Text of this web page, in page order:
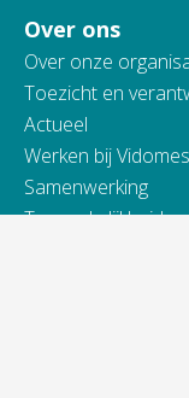
Over ons
Over onze
Toezicht en
Actueel
Werken bij Vidomes
Samenwerking